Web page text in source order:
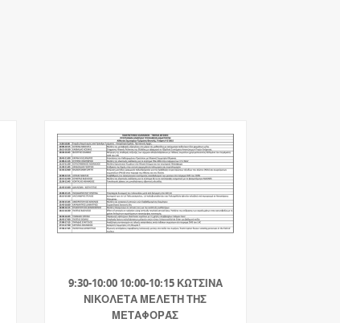
9:30-10:00 10:00-10:15 ΚΩΤΣΙΝΑ
ΝΙΚΟΛΕΤΑ ΜΕΛΈΤΗ ΤΗΣ
ΜΕΤΑΦΟΡΆΣ